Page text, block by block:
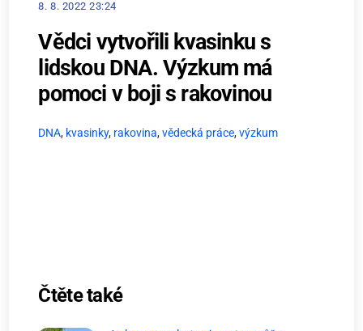
8. 8. 2022 23:24
Vědci vytvořili kvasinku s
lidskou DNA. Výzkum má
pomoci v boji s rakovinou
DNA, kvasinky, rakovina,vědecká práce,výzkum
Čtěte také